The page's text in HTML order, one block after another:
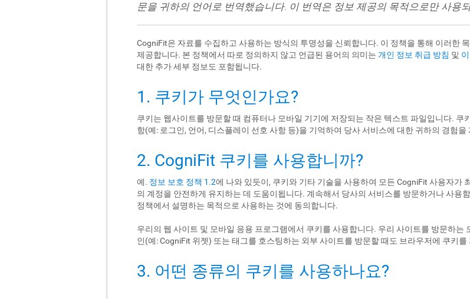
문을 귀하의 언어로 번역했습니다. 이 번역은 정보 제공의 목적으로만 사용
CogniFit은 자료를 수집하고 사용하는 방식의 투명성을 신뢰합니다. 이 정책을 통해 이러한
제공합니다. 본 정책에서 따로 정의하지 않고 언급된 용어의 의미는 개인 정보 취급 방침 및
대한 추가 세부 정보도 포함됩니다.
1. 쿠키가 무엇인가요?
쿠키는 웹사이트를 방문할 때 컴퓨터나 모바일 기기에 저장되는 작은 텍스트 파일입니다. 쿠
항(예: 로그인, 언어, 디스플레이 선호 사항 등)을 기억하여 당사 서비스에 대한 귀하의 경험을
2. CogniFit 쿠키를 사용합니까?
예. 정보 보호 정책 1.2에 나와 있듯이, 쿠키와 기타 기술을 사용하여 모든 CogniFit 사용자가
의 계정을 안전하게 유지하는 데 도움이됩니다. 계속해서 당사의 서비스를 방문하거나 사용
정책에서 설명하는 목적으로 사용하는 것에 동의합니다.
우리의 웹 사이트 및 모바일 응용 프로그램에서 쿠키를 사용합니다. 우리 사이트를 방문하는
인(예: CogniFit 위젯) 또는 태그를 호스팅하는 외부 사이트를 방문할 때도 브라우저에 쿠키를
3. 어떤 종류의 쿠키를 사용하나요?